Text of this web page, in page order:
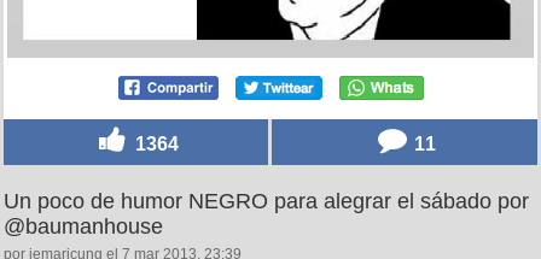
1364 11
Un poco de humor NEGRO para alegrar el sábado por
@baumanhouse
por iemaricung el 7 mar 2013, 23:39